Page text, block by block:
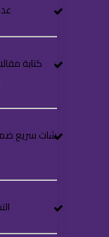
كتابة
شات سريع